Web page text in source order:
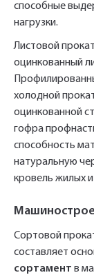
способные
нагрузки.
Листовой
оцинкованный
холодной
оцинкованной
гофра
способность
натуральную
кровель жилых
Сортовой
составляет
сортамент в